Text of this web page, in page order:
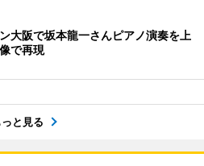
大阪で坂本龍一さんピアノ演奏を上
で再現
っと見る